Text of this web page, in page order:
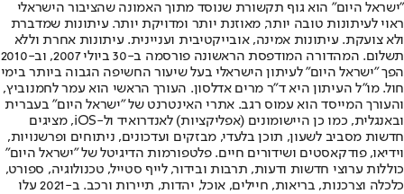
"ישראל היום" הוא גוף תקשורת שנוסד מתוך האמונה שהציבור הישראלי
ראוי לעיתונות טובה יותר, מאוזנת יותר ומדויקת יותר. עיתונות שמדברת
ולא צועקת. עיתונות אמינה, אובייקטיבית ועניינית. עיתונות אחרת וללא
תשלום. המהדורה המודפסת הראשונה פורסמה ב-30 ביולי 2007, וב-2010
הפך "ישראל היום" לעיתון הישראלי בעל שיעור החשיפה הגבוה ביותר בימי
חול. מו"ל העיתון היא ד"ר מרים אדלסון. העורך הראשי הוא עמר לחמנוביץ,
והעורך המייסד הוא עמוס רגב. אתרי האינטרנט של "ישראל היום" בעברית
ובאנגלית, כמו כן היישומונים (אפליקציות) לאנדרואיד ול-iOS, מציגים
חדשות מסביב לשעון, תוכן בלעדי, מבזקים ועדכונים, ניתוחים ופרשנויות,
וידיאו, פודקאסטים ושידורים חיים. פלטפורמות הדיגיטל של "ישראל היום"
כוללות ערוצי חדשות ודעות, תרבות ובידור, לייף סטייל, טכנולוגיה, ספורט,
כלכלה וצרכנות, בריאות, חיילים, אוכל, יהדות, תיירות ורכב. ב-2021 עלו